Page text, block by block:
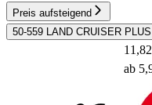
Preis aufsteigend
50-559 LAND CRUISER
ab